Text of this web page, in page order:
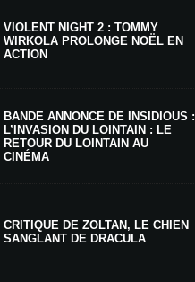
VIOLENT NIGHT 2 : TOMMY
WIRKOLA PROLONGE NOËL EN
ACTION
BANDE ANNONCE DE INSIDIOUS :
L’INVASION DU LOINTAIN : LE
RETOUR DU LOINTAIN AU
CINÉMA
CRITIQUE DE ZOLTAN, LE CHIEN
SANGLANT DE DRACULA